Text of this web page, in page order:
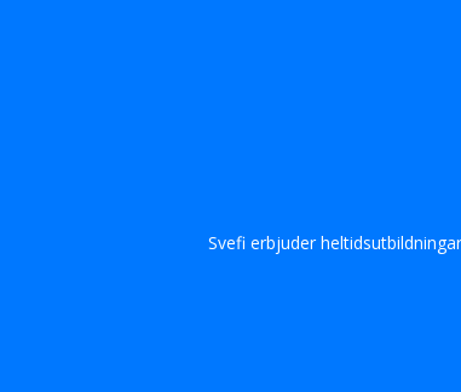
Svefi erbjuder